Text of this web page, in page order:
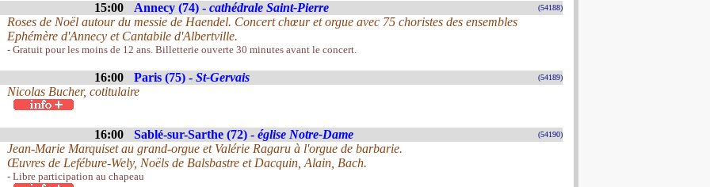
15:00 Annecy (74) - cathédrale Saint-Pierre (54188)
Roses de Noël autour du messie de Haendel. Concert chœur et orgue avec 75 choristes des ensembles
Ephémère d'Annecy et Cantabile d'Albertville.
- Gratuit pour les moins de 12 ans. Billetterie ouverte 30 minutes avant le concert.
16:00 Paris (75) - St-Gervais (54189)
Nicolas Bucher, cotitulaire
16:00 Sablé-sur-Sarthe (72) - église Notre-Dame (54190)
Jean-Marie Marquiset au grand-orgue et Valérie Ragaru à l'orgue de barbarie.
Œuvres de Lefébure-Wely, Noëls de Balsbastre et Dacquin, Alain, Bach.
- Libre participation au chapeau